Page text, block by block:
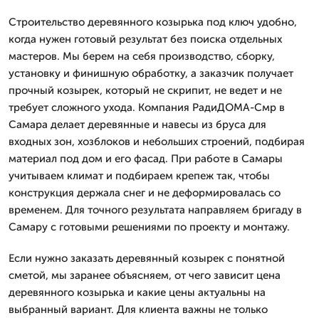
Строительство деревянного козырька под ключ удобно,
когда нужен готовый результат без поиска отдельных
мастеров. Мы берем на себя производство, сборку,
установку и финишную обработку, а заказчик получает
прочный козырек, который не скрипит, не ведет и не
требует сложного ухода. Компания РадиДОМА-Смр в
Самара делает деревянные и навесы из бруса для
входных зон, хозблоков и небольших строений, подбирая
материал под дом и его фасад. При работе в Самары
учитываем климат и подбираем крепеж так, чтобы
конструкция держала снег и не деформировалась со
временем. Для точного результата направляем бригаду в
Самару с готовыми решениями по проекту и монтажу.
Если нужно заказать деревянный козырек с понятной
сметой, мы заранее объясняем, от чего зависит цена
деревянного козырька и какие цены актуальны на
выбранный вариант. Для клиента важны не только